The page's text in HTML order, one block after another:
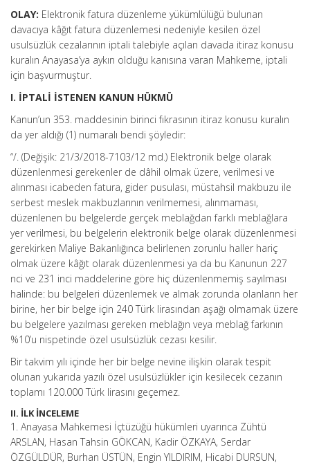
OLAY: Elektronik fatura düzenleme yükümlülüğü bulunan
davacıya kâğıt fatura düzenlemesi nedeniyle kesilen özel
usulsüzlük cezalarının iptali talebiyle açılan davada itiraz konusu
kuralın Anayasa’ya aykırı olduğu kanısına varan Mahkeme, iptali
için başvurmuştur.
I. İPTALİ İSTENEN KANUN HÜKMÜ
Kanun’un 353. maddesinin birinci fıkrasının itiraz konusu kuralın
da yer aldığı (1) numaralı bendi şöyledir:
“/. (Değişik: 21/3/2018-7103/12 md.) Elektronik belge olarak
düzenlenmesi gerekenler de dâhil olmak üzere, verilmesi ve
alınması icabeden fatura, gider pusulası, müstahsil makbuzu ile
serbest meslek makbuzlarının verilmemesi, alınmaması,
düzenlenen bu belgelerde gerçek meblağdan farklı meblağlara
yer verilmesi, bu belgelerin elektronik belge olarak düzenlenmesi
gerekirken Maliye Bakanlığınca belirlenen zorunlu haller hariç
olmak üzere kâğıt olarak düzenlenmesi ya da bu Kanunun 227
nci ve 231 inci maddelerine göre hiç düzenlenmemiş sayılması
halinde: bu belgeleri düzenlemek ve almak zorunda olanların her
birine, her bir belge için 240 Türk lirasından aşağı olmamak üzere
bu belgelere yazılması gereken meblağın veya meblağ farkının
%10’u nispetinde özel usulsüzlük cezası kesilir.
Bir takvim yılı içinde her bir belge nevine ilişkin olarak tespit
olunan yukarıda yazılı özel usulsüzlükler için kesilecek cezanın
toplamı 120.000 Türk lirasını geçemez.
II. İLK İNCELEME
1. Anayasa Mahkemesi İçtüzüğü hükümleri uyarınca Zühtü
ARSLAN, Hasan Tahsin GÖKCAN, Kadir ÖZKAYA, Serdar
ÖZGÜLDÜR, Burhan ÜSTÜN, Engin YILDIRIM, Hicabi DURSUN,